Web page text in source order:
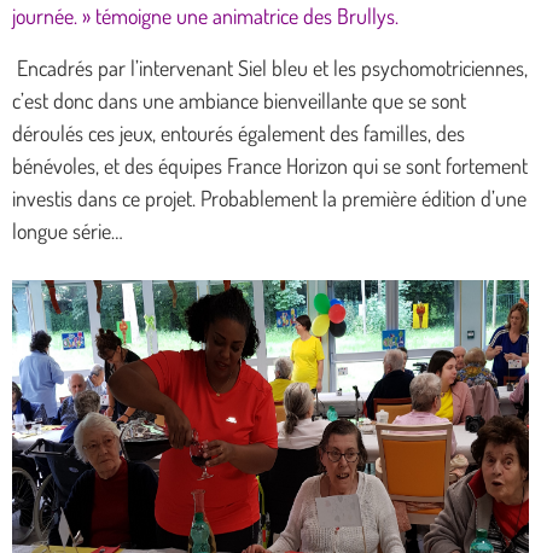
journée. » témoigne une animatrice des Brullys.
Encadrés par l’intervenant Siel bleu et les psychomotriciennes,
c’est donc dans une ambiance bienveillante que se sont
déroulés ces jeux, entourés également des familles, des
bénévoles, et des équipes France Horizon qui se sont fortement
investis dans ce projet. Probablement la première édition d’une
longue série…